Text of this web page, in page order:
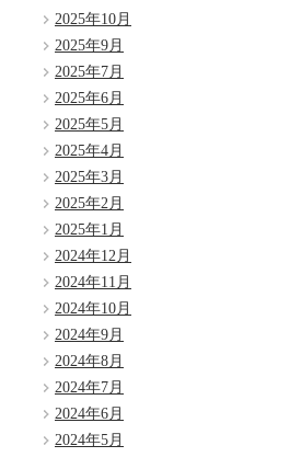
2025年10月
2025年9月
2025年7月
2025年6月
2025年5月
2025年4月
2025年3月
2025年2月
2025年1月
2024年12月
2024年11月
2024年10月
2024年9月
2024年8月
2024年7月
2024年6月
2024年5月